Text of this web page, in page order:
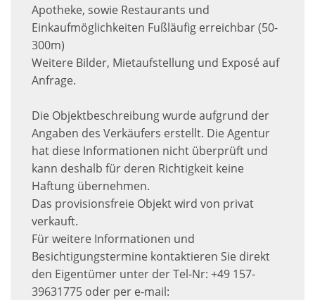
Apotheke, sowie Restaurants und
Einkaufmöglichkeiten Fußläufig erreichbar (50-
300m)
Weitere Bilder, Mietaufstellung und Exposé auf
Anfrage.
Die Objektbeschreibung wurde aufgrund der
Angaben des Verkäufers erstellt. Die Agentur
hat diese Informationen nicht überprüft und
kann deshalb für deren Richtigkeit keine
Haftung übernehmen.
Das provisionsfreie Objekt wird von privat
verkauft.
Für weitere Informationen und
Besichtigungstermine kontaktieren Sie direkt
den Eigentümer unter der Tel-Nr: +49 157-
39631775 oder per e-mail: